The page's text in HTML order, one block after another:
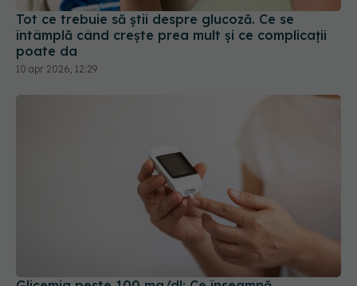
10 apr 2026, 12:29
Glicemia peste 100 mg/dl: Ce înseamnă
rezultatele analizelor și când devin o urgență
14 iul 2026, 11:52